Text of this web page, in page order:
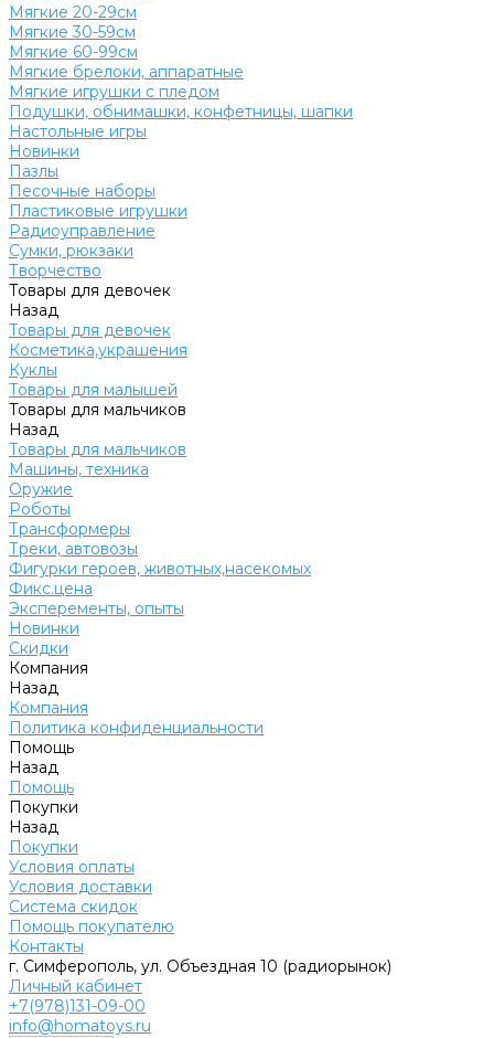
Мягкие 20-29см
Мягкие 30-59см
Мягкие 60-99см
Мягкие брелоки, аппаратные
Мягкие игрушки с пледом
Подушки, обнимашки, конфетницы, шапки
Настольные игры
Новинки
Пазлы
Песочные наборы
Пластиковые игрушки
Радиоуправление
Сумки, рюкзаки
Творчество
Товары для девочек
Назад
Товары для девочек
Косметика,украшения
Куклы
Товары для малышей
Товары для мальчиков
Назад
Товары для мальчиков
Машины, техника
Оружие
Роботы
Трансформеры
Треки, автовозы
Фигурки героев, животных,насекомых
Фикс.цена
Эксперементы, опыты
Новинки
Скидки
Компания
Назад
Компания
Политика конфиденциальности
Помощь
Назад
Помощь
Покупки
Назад
Покупки
Условия оплаты
Условия доставки
Система скидок
Помощь покупателю
Контакты
г. Симферополь, ул. Объездная 10 (радиорынок)
Личный кабинет
+7(978)131-09-00
info@homatoys.ru